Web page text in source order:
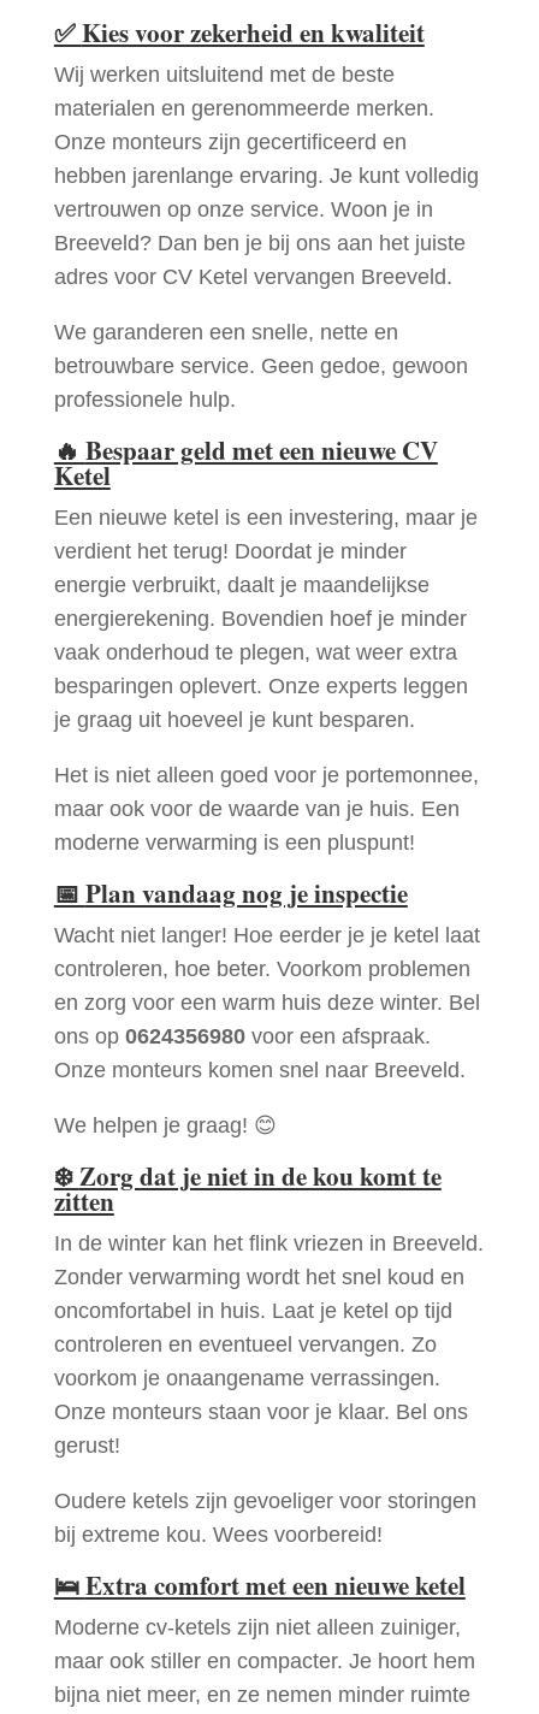
✅Kies voor zekerheid en kwaliteit
Wij werken uitsluitend met de beste
materialen en gerenommeerde merken.
Onze monteurs zijn gecertificeerd en
hebben jarenlange ervaring. Je kunt volledig
vertrouwen op onze service. Woon je in
Breeveld? Dan ben je bij ons aan het juiste
adres voor CV Ketel vervangen Breeveld.
We garanderen een snelle, nette en
betrouwbare service. Geen gedoe, gewoon
professionele hulp.
🔥 Bespaar geld met een nieuwe CV
Ketel
Een nieuwe ketel is een investering, maar je
verdient het terug! Doordat je minder
energie verbruikt, daalt je maandelijkse
energierekening. Bovendien hoef je minder
vaak onderhoud te plegen, wat weer extra
besparingen oplevert. Onze experts leggen
je graag uit hoeveel je kunt besparen.
Het is niet alleen goed voor je portemonnee,
maar ook voor de waarde van je huis. Een
moderne verwarming is een pluspunt!
📅 Plan vandaag nog je inspectie
Wacht niet langer! Hoe eerder je je ketel laat
controleren, hoe beter. Voorkom problemen
en zorg voor een warm huis deze winter. Bel
ons op 0624356980voor een afspraak.
Onze monteurs komen snel naar Breeveld.
We helpen je graag! 😊
❄️Zorg dat je niet in de kou komt te
zitten
In de winter kan het flink vriezen in Breeveld.
Zonder verwarming wordt het snel koud en
oncomfortabel in huis. Laat je ketel op tijd
controleren en eventueel vervangen. Zo
voorkom je onaangename verrassingen.
Onze monteurs staan voor je klaar. Bel ons
gerust!
Oudere ketels zijn gevoeliger voor storingen
bij extreme kou. Wees voorbereid!
🛌Extra comfort met een nieuwe ketel
Moderne cv-ketels zijn niet alleen zuiniger,
maar ook stiller en compacter. Je hoort hem
bijna niet meer, en ze nemen minder ruimte